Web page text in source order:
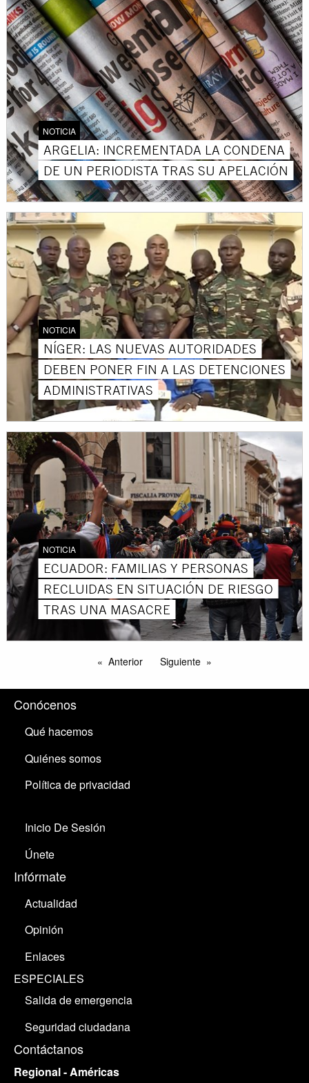
NOTICIA
ARGELIA: INCREMENTADA LA CONDENA
DE UN PERIODISTA TRAS SU APELACIÓN
NOTICIA
NÍGER: LAS NUEVAS AUTORIDADES
DEBEN PONER FIN A LAS DETENCIONES
ADMINISTRATIVAS
NOTICIA
ECUADOR: FAMILIAS Y PERSONAS
RECLUIDAS EN SITUACIÓN DE RIESGO
TRAS UNA MASACRE
Anterior Siguiente
Conócenos
Qué hacemos
Quiénes somos
Política de privacidad
Inicio De Sesión
Únete
Infórmate
Actualidad
Opinión
Enlaces
ESPECIALES
Salida de emergencia
Seguridad ciudadana
Contáctanos
Regional - Américas